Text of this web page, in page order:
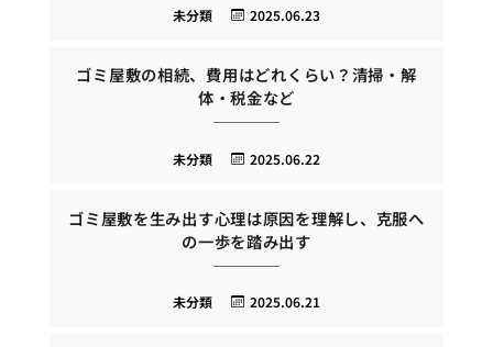
2025.06.23
未分類
ゴミ屋敷の相続、費用はどれくらい？清掃・解
体・税金など
2025.06.22
未分類
ゴミ屋敷を生み出す心理は原因を理解し、克服へ
の一歩を踏み出す
2025.06.21
未分類